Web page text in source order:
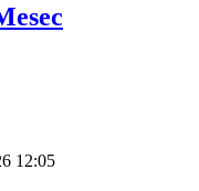
12:05